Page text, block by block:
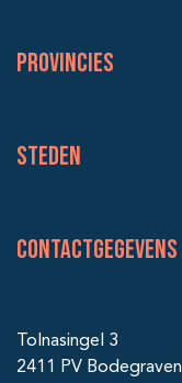
Provincies
Steden
Contactgegevens
Tolnasingel 3
2411 PV Bodegraven